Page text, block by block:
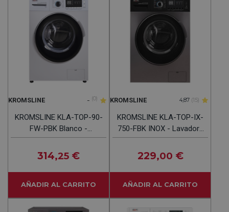
KROMSLINE - (0)
KROMSLINE KLA-TOP-90-
FW-PBK Blanco -
Lavadora Carga Frontal
9KG 1400RPM
314,25 €
AÑADIR AL CARRITO
KROMSLINE 4,87 (15)
KROMSLINE KLA-TOP-IX-
750-FBK INOX - Lavadora
Carga Frontal 7KG
1400RPM
229,00 €
AÑADIR AL CARRITO